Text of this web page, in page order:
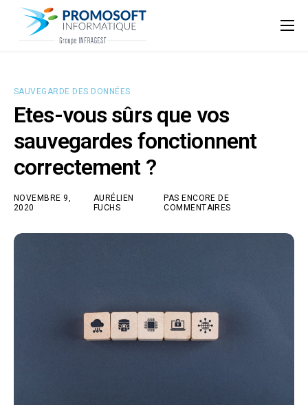
Qui sommes-nous ?
Nos ressources
Support
SAUVEGARDE DES DONNÉES
Etes-vous sûrs que vos
sauvegardes fonctionnent
correctement ?
NOVEMBRE 9,
2020
AURÉLIEN
FUCHS
PAS ENCORE DE
COMMENTAIRES